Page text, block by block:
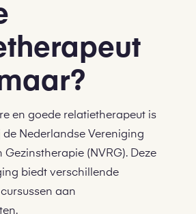
en goede relatietherapeut is
Nederlandse Vereniging
Gezinstherapie (NVRG). Deze
biedt verschillende
aan